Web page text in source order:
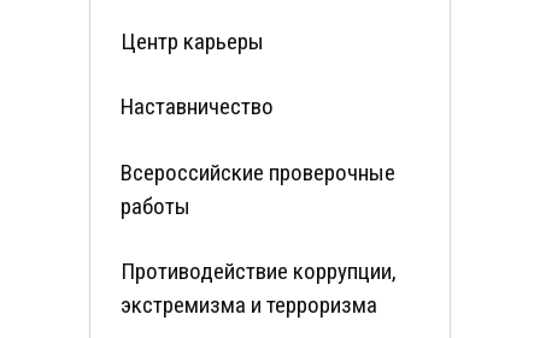
Центр карьеры
Наставничество
Всероссийские проверочные
работы
Противодействие коррупции,
экстремизма и терроризма